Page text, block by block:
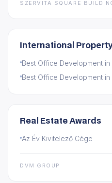
SZERVITA SQUARE
International
Best Office Development in
Best Office Development in
Real Estate Awards
Az Év Kivitelező Cége
DVM GROUP